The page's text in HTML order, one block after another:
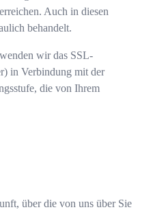
Auch in diesen
behandelt.
wir das SSL-
in Verbindung mit der
die von Ihrem
über die von uns über Sie